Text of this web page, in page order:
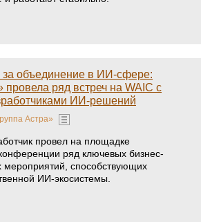
за объединение в ИИ-сфере:
провела ряд встреч на WAIC с
ИИ-решений
Астра»
провел на площадке
ряд ключевых бизнес-
мероприятий, способствующих
ИИ-экосистемы.